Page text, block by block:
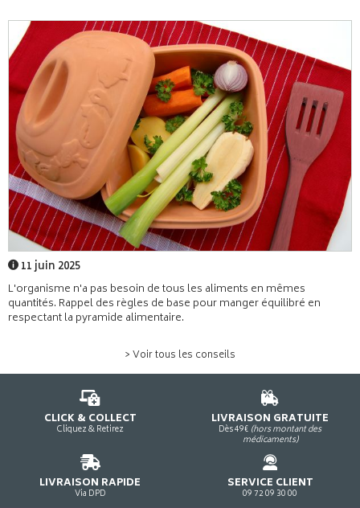
11 juin 2025
L'organisme n'a pas besoin de tous les aliments en mêmes
quantités. Rappel des règles de base pour manger équilibré en
respectant la pyramide alimentaire.
> Voir tous les conseils
CLICK & COLLECT
Cliquez & Retirez
LIVRAISON GRATUITE
Dès 49€ (hors montant des
médicaments)
LIVRAISON RAPIDE
Via DPD
SERVICE CLIENT
09 72 09 30 00